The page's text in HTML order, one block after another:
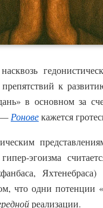
к
в основном за
— Роновекажется
гипер-эгоизма
что одни потенции
реализации.